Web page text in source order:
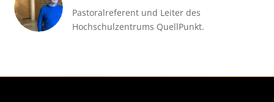
Pastoralreferent und Leiter des
Hochschulzentrums QuellPunkt.